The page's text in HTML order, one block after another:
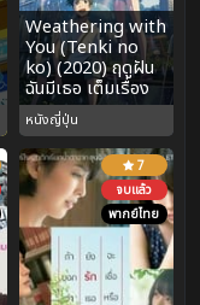
Weathering with
You (Tenki no
ko) (2020) ฤดูฝัน
ฉันมีเธอ เต็มเรื่อง
หนังญี่ปุ่น
7
จบแล้ว
พากย์ไทย